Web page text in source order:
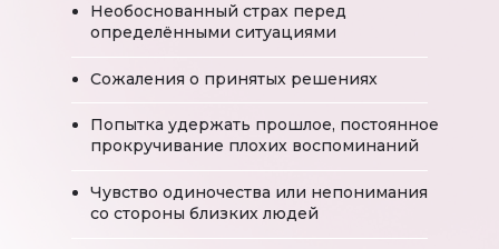
Необоснованный страх перед
определёнными ситуациями
Сожаления о принятых решениях
Попытка удержать прошлое, постоянное
прокручивание плохих воспоминаний
Чувство одиночества или непонимания
со стороны близких людей